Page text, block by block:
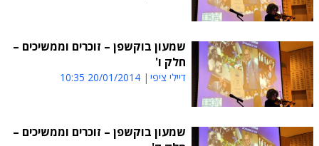
שמעון בוקשפן – זוכרים וממשיכים –
חלק ו'
דיילי ציפי 20/01/2014 10:35
שמעון בוקשפן – זוכרים וממשיכים –